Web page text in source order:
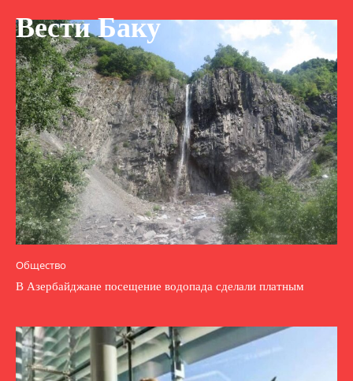
Вести Баку
Общество
В Азербайджане посещение водопада сделали платным